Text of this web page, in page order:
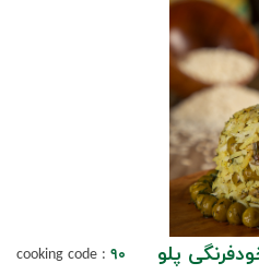
cooking code : ۹۰ پلو